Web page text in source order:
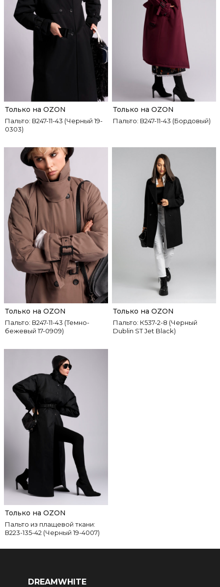
Пальто: В247-11-43 (Черный 19-
0303)
Только на OZON
Пальто: В247-11-43 (Бордовый)
Только на OZON
Пальто: В247-11-43 (Темно-
бежевый 17-0909)
Только на OZON
Пальто: К537-2-8 (Черный
Dublin ST Jet Black)
Только на OZON
Пальто из плащевой ткани:
В223-135-42 (Черный 19-4007)
Только на OZON
DREAMWHITE